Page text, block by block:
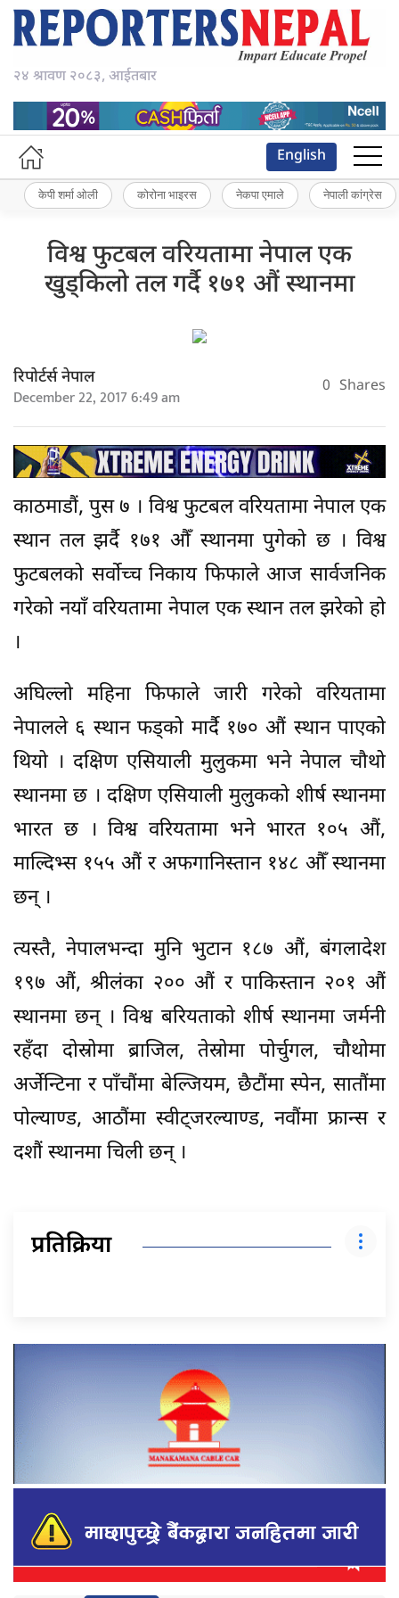
२४ श्रावण २०८३, आईतबार
English
केपी शर्मा ओली कोरोना भाइरस नेकपा एमाले नेपाली कांग्रेस
विश्व फुटबल वरियतामा नेपाल एक
खुड्किलो तल गर्दै १७१ औं स्थानमा
रिपोर्टर्स नेपाल
December 22, 2017 6:49 am 0 Shares
काठमाडौं, पुस ७ । विश्व फुटबल वरियतामा नेपाल एक
स्थान तल झर्दै १७१ औँ स्थानमा पुगेको छ । विश्व
फुटबलको सर्वोच्च निकाय फिफाले आज सार्वजनिक
गरेको नयाँ वरियतामा नेपाल एक स्थान तल झरेको हो
।
अघिल्लो महिना फिफाले जारी गरेको वरियतामा
नेपालले ६ स्थान फड्को मार्दै १७० औं स्थान पाएको
थियो । दक्षिण एसियाली मुलुकमा भने नेपाल चौथो
स्थानमा छ । दक्षिण एसियाली मुलुकको शीर्ष स्थानमा
भारत छ । विश्व वरियतामा भने भारत १०५ औं,
माल्दिभ्स १५५ औं र अफगानिस्तान १४८ औँ स्थानमा
छन् ।
त्यस्तै, नेपालभन्दा मुनि भुटान १८७ औं, बंगलादेश
१९७ औं, श्रीलंका २०० औं र पाकिस्तान २०१ औं
स्थानमा छन् । विश्व बरियताको शीर्ष स्थानमा जर्मनी
रहँदा दोस्रोमा ब्राजिल, तेस्रोमा पोर्चुगल, चौथोमा
अर्जेन्टिना र पाँचौंमा बेल्जियम, छैटौंमा स्पेन, सातौंमा
पोल्याण्ड, आठौंमा स्वीट्जरल्याण्ड, नवौंमा फ्रान्स र
दशौं स्थानमा चिली छन् ।
प्रतिक्रिया